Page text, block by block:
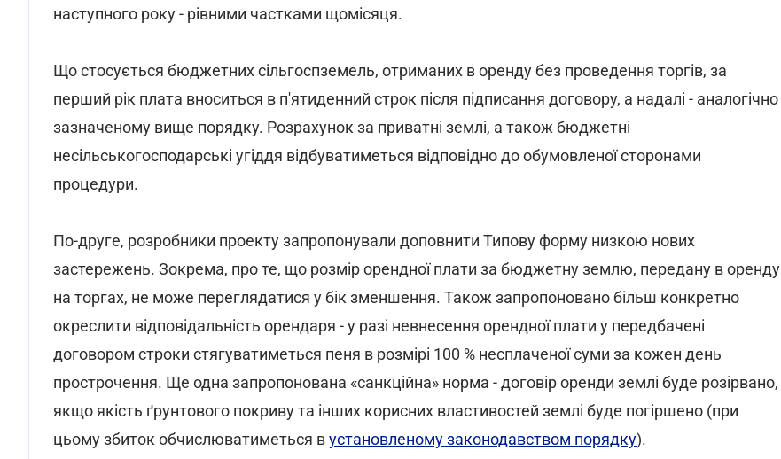
наступного року - рівними частками щомісяця.
Що стосується бюджетних сільгоспземель, отриманих в оренду без проведення торгів, за
перший рік плата вноситься в п'ятиденний строк після підписання договору, а надалі - аналогічно
зазначеному вище порядку. Розрахунок за приватні землі, а також бюджетні
несільськогосподарські угіддя відбуватиметься відповідно до обумовленої сторонами
процедури.
По-друге, розробники проекту запропонували доповнити Типову форму низкою нових
застережень. Зокрема, про те, що розмір орендної плати за бюджетну землю, передану в оренду
на торгах, не може переглядатися у бік зменшення. Також запропоновано більш конкретно
окреслити відповідальність орендаря - у разі невнесення орендної плати у передбачені
договором строки стягуватиметься пеня в розмірі 100 % несплаченої суми за кожен день
прострочення. Ще одна запропонована «санкційна» норма - договір оренди землі буде розірвано,
якщо якість ґрунтового покриву та інших корисних властивостей землі буде погіршено (при
цьому збиток обчислюватиметься вустановленому законодавством порядку).